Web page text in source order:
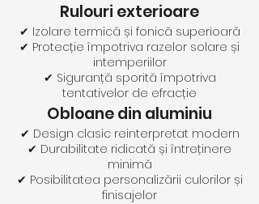
Rulouri exterioare
✔ Izolare termică și fonică superioară
✔ Protecție împotriva razelor solare și
intemperiilor
✔ Siguranță sporită împotriva
tentativelor de efracție
Obloane din aluminiu
✔ Design clasic reinterpretat modern
✔ Durabilitate ridicată și întreținere
minimă
✔ Posibilitatea personalizării culorilor și
finisajelor